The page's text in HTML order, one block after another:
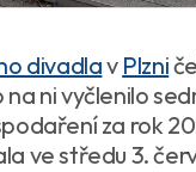
divadlav Plzni
ni vyčlenilo
za rok
ve středu 3.